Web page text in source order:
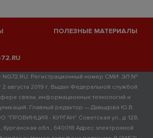
ПОЛЕЗНЫЕ МАТЕРИАЛЫ
NG72.RU. Регистрационный номер СМИ: ЭЛ №
августа 2019 г. Выдан Федеральной службой
связи, информационных технологий и
Главный редактор — Давыдова Ю.В.
"ПРОВИНЦИЯ - КУРГАН" Советская ул., д. 128,
Курганская обл., 640018 Адрес электронной